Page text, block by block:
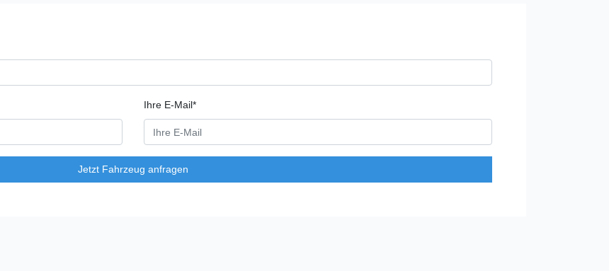
Ihre E-Mail*
Jetzt Fahrzeug anfragen